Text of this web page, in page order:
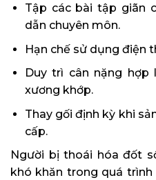
Tập các bài tập giãn
dẫn chuyên môn.
Hạn chế sử dụng điện
Duy trì cân nặng
xương khớp.
Thay gối định kỳ khi
cấp.
Người bị thoái hóa đốt
khó khăn trong quá